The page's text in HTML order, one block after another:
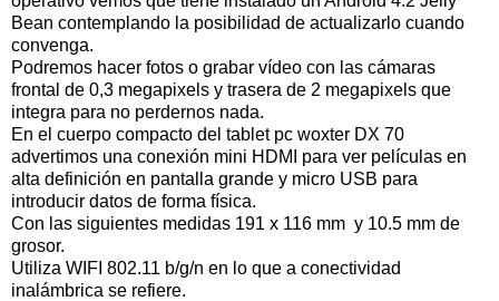
Bean contemplando la posibilidad de actualizarlo cuando
convenga.
Podremos hacer fotos o grabar vídeo con las cámaras
frontal de 0,3 megapixels y trasera de 2 megapixels que
integra para no perdernos nada.
En el cuerpo compacto del tablet pc woxter DX 70
advertimos una conexión mini HDMI para ver películas en
alta definición en pantalla grande y micro USB para
introducir datos de forma física.
Con las siguientes medidas 191 x 116 mm y 10.5 mm de
grosor.
Utiliza WIFI 802.11 b/g/n en lo que a conectividad
inalámbrica se refiere.